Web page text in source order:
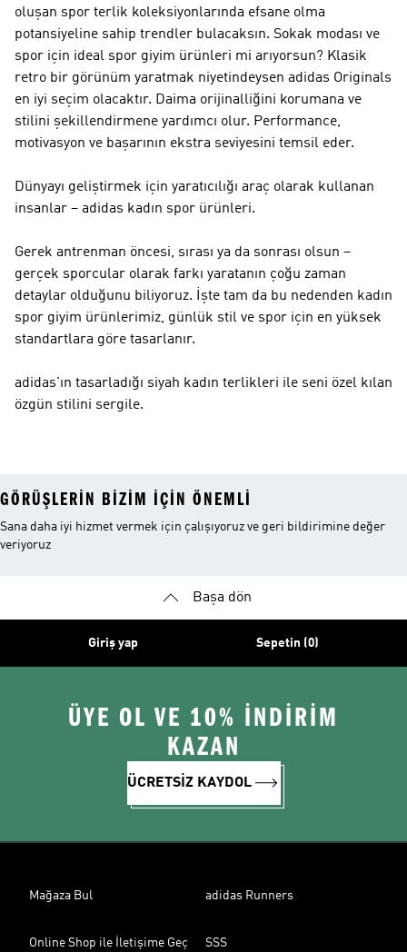
oluşan spor terlik koleksiyonlarında efsane olma
potansiyeline sahip trendler bulacaksın. Sokak modası ve
spor için ideal spor giyim ürünleri mi arıyorsun? Klasik
retro bir görünüm yaratmak niyetindeysen adidas Originals
en iyi seçim olacaktır. Daima orijinalliğini korumana ve
stilini şekillendirmene yardımcı olur. Performance,
motivasyon ve başarının ekstra seviyesini temsil eder.
Dünyayı geliştirmek için yaratıcılığı araç olarak kullanan
insanlar – adidas kadın spor ürünleri.
Gerek antrenman öncesi, sırası ya da sonrası olsun –
gerçek sporcular olarak farkı yaratanın çoğu zaman
detaylar olduğunu biliyoruz. İşte tam da bu nedenden kadın
spor giyim ürünlerimiz, günlük stil ve spor için en yüksek
standartlara göre tasarlanır.
adidas'ın tasarladığı siyah kadın terlikleri ile seni özel kılan
özgün stilini sergile.
GÖRÜŞLERIN BIZIM IÇIN ÖNEMLI
Sana daha iyi hizmet vermek için çalışıyoruz ve geri bildirimine değer
veriyoruz
Başa dön
Giriş yap Sepetin (0)
ÜYE OL VE 10% İNDİRİM
KAZAN
ÜCRETSİZ KAYDOL
Mağaza Bul adidas Runners
Online Shop ile İletişime Geç SSS